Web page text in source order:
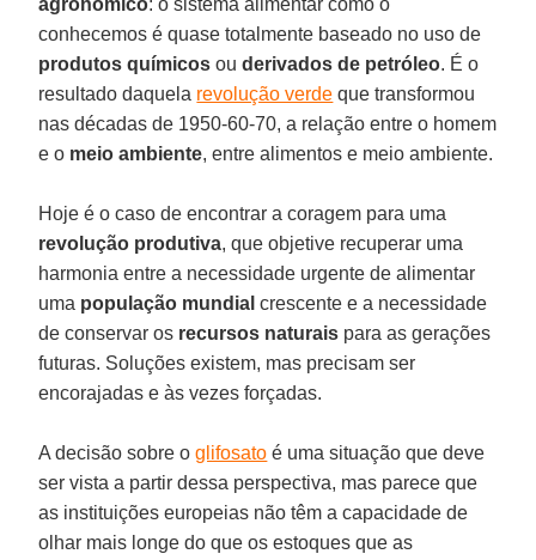
conhecemos é quase totalmente baseado no uso de
produtos químicos ouderivados de petróleo. É o
resultado daquela revolução verde que transformou
nas décadas de 1950-60-70, a relação entre o homem
e o meio ambiente, entre alimentos e meio ambiente.
Hoje é o caso de encontrar a coragem para uma
revolução produtiva, que objetive recuperar uma
harmonia entre a necessidade urgente de alimentar
uma população mundial crescente e a necessidade
de conservar os recursos naturais para as gerações
futuras. Soluções existem, mas precisam ser
encorajadas e às vezes forçadas.
A decisão sobre oglifosato é uma situação que deve
ser vista a partir dessa perspectiva, mas parece que
as instituições europeias não têm a capacidade de
olhar mais longe do que os estoques que as